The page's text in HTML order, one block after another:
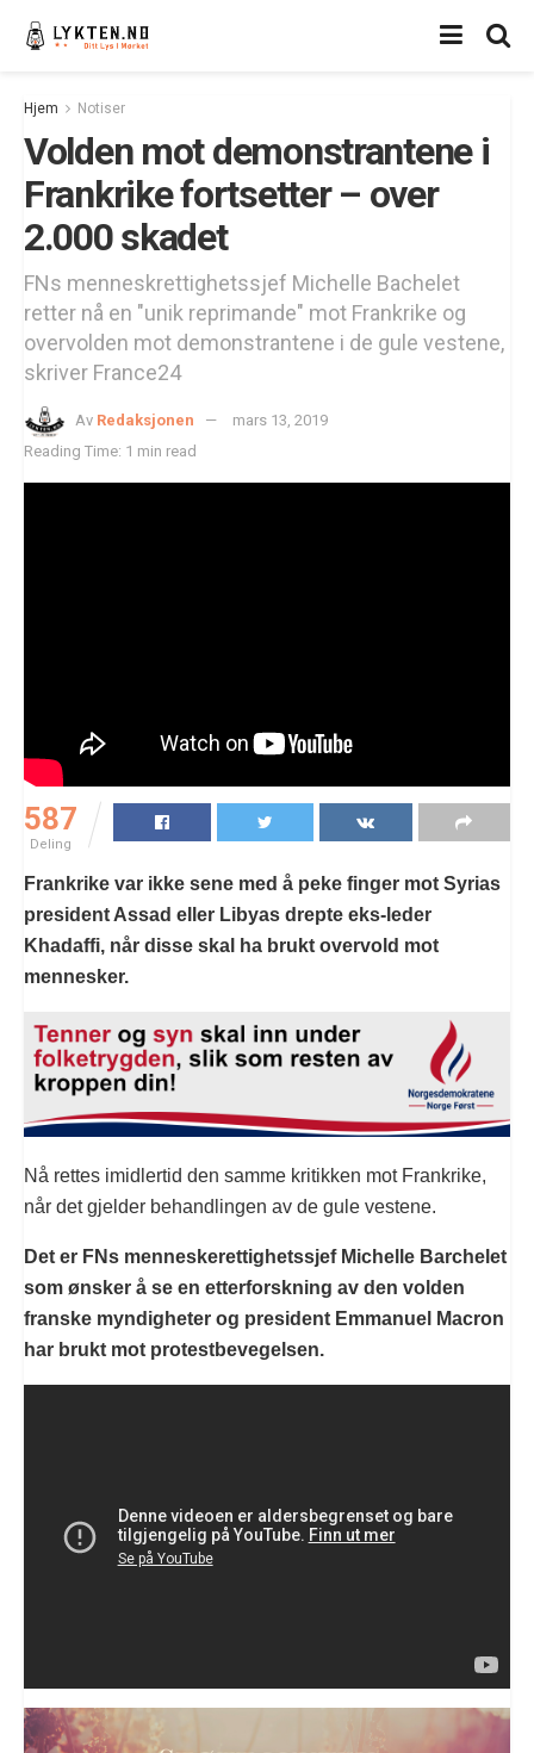
Hjem Notiser
Volden mot demonstrantene i
Frankrike fortsetter – over
2.000 skadet
FNs menneskrettighetssjef Michelle Bachelet
retter nå en "unik reprimande" mot Frankrike og
overvolden mot demonstrantene i de gule vestene,
skriver France24
Av Redaksjonen
mars 13, 2019
Reading Time: 1 min read
587
Deling
Frankrike var ikke sene med å peke finger mot Syrias
president Assad eller Libyas drepte eks-leder
Khadaffi, når disse skal ha brukt overvold mot
mennesker.
Nå rettes imidlertid den samme kritikken mot Frankrike,
når det gjelder behandlingen av de gule vestene.
Det er FNs menneskerettighetssjef Michelle Barchelet
som ønsker å se en etterforskning av den volden
franske myndigheter og president Emmanuel Macron
har brukt mot protestbevegelsen.